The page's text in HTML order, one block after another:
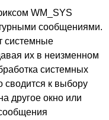
WM_SYS
сообщениями.
системные
их в неизменном
системных
сводится к выбору
другое окно или